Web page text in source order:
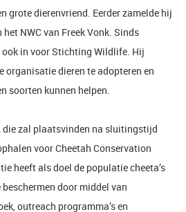
grote dierenvriend. Eerder zamelde hij
NWC van Freek Vonk. Sinds
in voor Stichting Wildlife. Hij
organisatie dieren te adopteren en
soorten kunnen helpen.
zal plaatsvinden na sluitingstijd
voor Cheetah Conservation
heeft als doel de populatie cheeta’s
door middel van
outreach programma’s en